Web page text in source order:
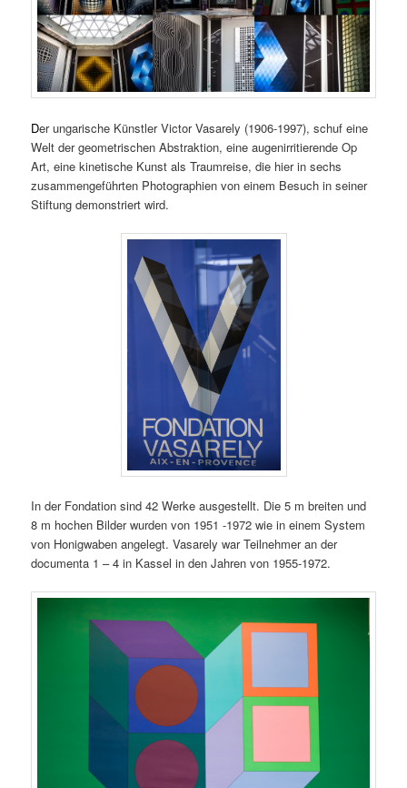
Der ungarische Künstler Victor Vasarely (1906-1997), schuf eine
Welt der geometrischen Abstraktion, eine augenirritierende Op
Art, eine kinetische Kunst als Traumreise, die hier in sechs
zusammengeführten Photographien von einem Besuch in seiner
Stiftung demonstriert wird.
In der Fondation sind 42 Werke ausgestellt. Die 5 m breiten und
8 m hochen Bilder wurden von 1951 -1972 wie in einem System
von Honigwaben angelegt. Vasarely war Teilnehmer an der
documenta 1 – 4 in Kassel in den Jahren von 1955-1972.